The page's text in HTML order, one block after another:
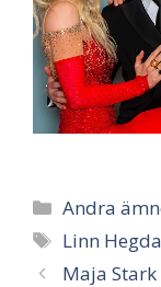
Categories
Andra
Tags
Linn
Maja Stark